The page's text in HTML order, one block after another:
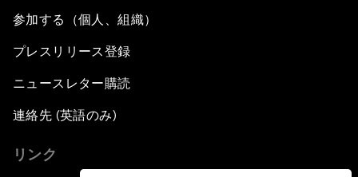
参加する（個人、組織）
プレスリリース登録
ニュースレター購読
連絡先 (英語のみ)
リンク